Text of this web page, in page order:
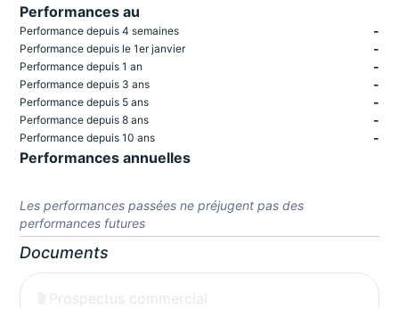
Performances au
Performance depuis 4 semaines -
Performance depuis le 1er janvier -
Performance depuis 1 an -
Performance depuis 3 ans -
Performance depuis 5 ans -
Performance depuis 8 ans -
Performance depuis 10 ans -
Performances annuelles
Les performances passées ne préjugent pas des
performances futures
Documents
Prospectus commercial